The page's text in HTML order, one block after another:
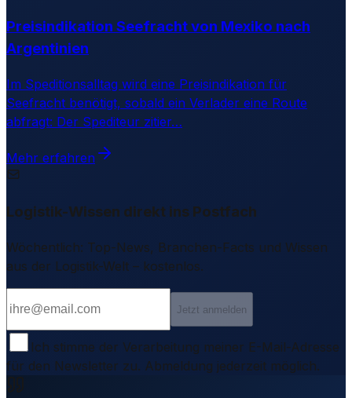
Preisindikation Seefracht von Mexiko nach
Argentinien
Im Speditionsalltag wird eine Preisindikation für
Seefracht benötigt, sobald ein Verlader eine Route
abfragt: Der Spediteur zitier…
Mehr erfahren
Logistik-Wissen direkt ins Postfach
Wöchentlich: Top-News, Branchen-Facts und Wissen
aus der Logistik-Welt – kostenlos.
Jetzt anmelden
Ich stimme der Verarbeitung meiner E-Mail-Adresse
für den Newsletter zu. Abmeldung jederzeit möglich.